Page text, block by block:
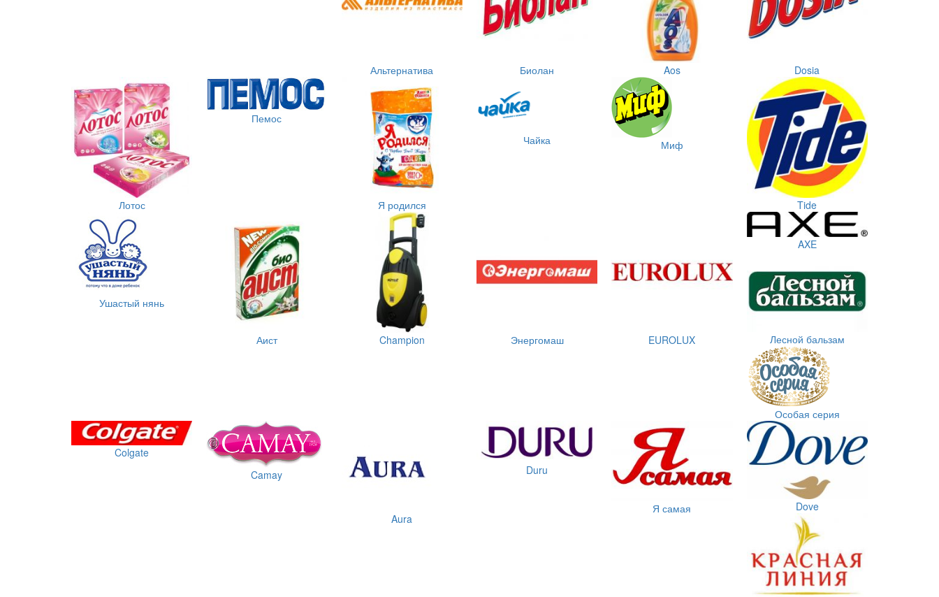
Альтернатива Биолан Aos Dosia
Лотос
Пемос
Я родился
Чайка Миф
Tide
Ушастый нянь
Аист Champion Энергомаш EUROLUX
AXE
Лесной бальзам
Особая серия
Colgate
Camay
Aura
Duru
Я самая Dove